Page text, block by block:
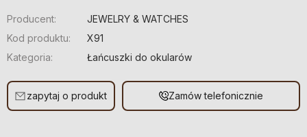
Producent:
JEWELRY & WATCHES
Kod produktu:
X91
Kategoria:
Łańcuszki do okularów
zapytaj o produkt Zamów telefonicznie